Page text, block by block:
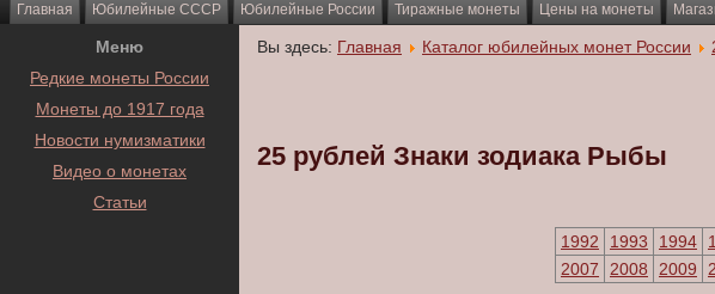
Главная Юбилейные СССР Юбилейные России Тиражные монеты Цены на монеты
Меню
Редкие монеты России
Монеты до 1917 года
Новости нумизматики
Видео о монетах
Статьи
Вы здесь: Главная Каталог юбилейных монет России
25 рублей Знаки зодиака Рыбы
1992
1993 1994
2007
2008 2009